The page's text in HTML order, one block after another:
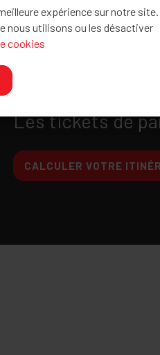
En venant de l'A602, sortie
Lambert (entrée du parking rue
En venant du Pont de
centre. Longez la Meuse et
Les tickets de
CALCULER VOTRE
expérience sur notre site.
nous utilisons ou les désactiver
cookies